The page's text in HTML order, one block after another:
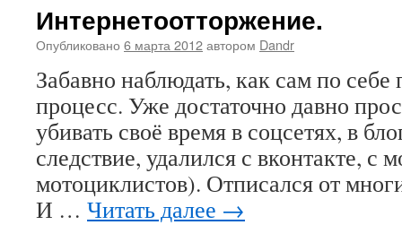
Интернетоотторжение.
Опубликовано 6 марта 2012автором Dandr
Забавно наблюдать, как сам по себе
процесс. Уже достаточно давно
убивать своё время в соцсетях, в
следствие, удалился с вконтакте, с
мотоциклистов). Отписался от
И … Читать далее →